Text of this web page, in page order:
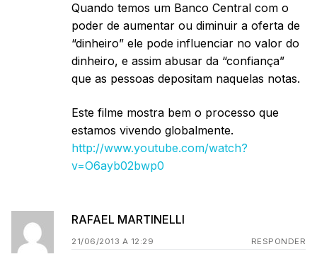
Quando temos um Banco Central com o
poder de aumentar ou diminuir a oferta de
“dinheiro” ele pode influenciar no valor do
dinheiro, e assim abusar da “confiança”
que as pessoas depositam naquelas notas.
Este filme mostra bem o processo que
estamos vivendo globalmente.
http://www.youtube.com/watch?
v=O6ayb02bwp0
RAFAEL MARTINELLI
21/06/2013 A 12:29 RESPONDER